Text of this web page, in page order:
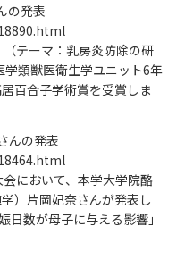
の発表
（テーマ：乳房炎防除の研
類獣医衛生学ユニット6年
百合子学術賞を受賞しま
んの発表
において、本学大学院酪
）片岡妃奈さんが発表し
数が母子に与える影響」